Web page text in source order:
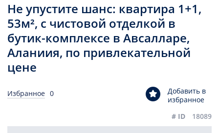
Не упустите шанс: квартира 1+1,
53м², с чистовой отделкой в
бутик-комплексе в Авсалларе,
Аланиия, по привлекательной
цене
Избранное 0
Добавить в
избранное
# ID
18089